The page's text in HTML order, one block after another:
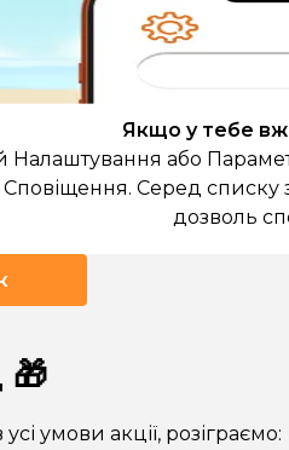
Якщо у тебе
Налаштування або
Сповіщення. Серед списку
дозволь
умови акції, розіграємо: